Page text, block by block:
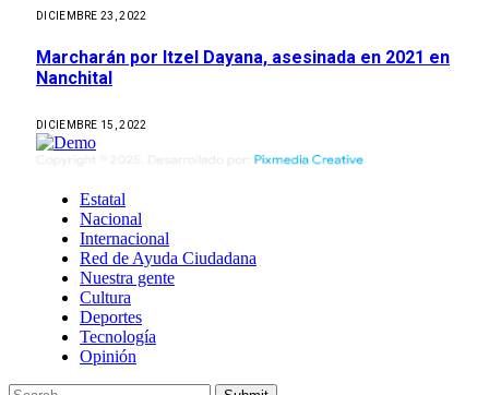
DICIEMBRE 23, 2022
Marcharán por Itzel Dayana, asesinada en 2021 en
Nanchital
DICIEMBRE 15, 2022
Estatal
Nacional
Internacional
Red de Ayuda Ciudadana
Nuestra gente
Cultura
Deportes
Tecnología
Opinión